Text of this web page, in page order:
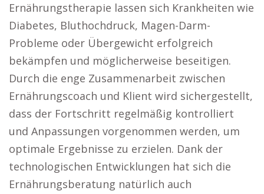
Ernährungstherapie lassen sich Krankheiten wie
Diabetes, Bluthochdruck, Magen-Darm-
Probleme oder Übergewicht erfolgreich
bekämpfen und möglicherweise beseitigen.
Durch die enge Zusammenarbeit zwischen
Ernährungscoach und Klient wird sichergestellt,
dass der Fortschritt regelmäßig kontrolliert
und Anpassungen vorgenommen werden, um
optimale Ergebnisse zu erzielen. Dank der
technologischen Entwicklungen hat sich die
Ernährungsberatung natürlich auch